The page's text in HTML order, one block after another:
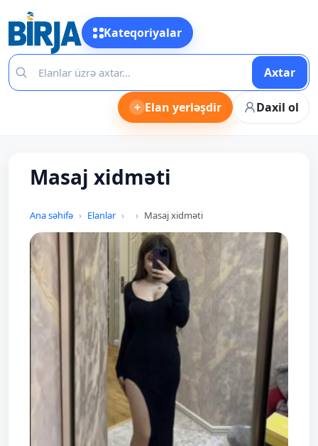
Kateqoriyalar
Axtar
+ Elan yerləşdir Daxil ol
Masaj xidməti
Ana səhifə Elanlar Masaj xidməti